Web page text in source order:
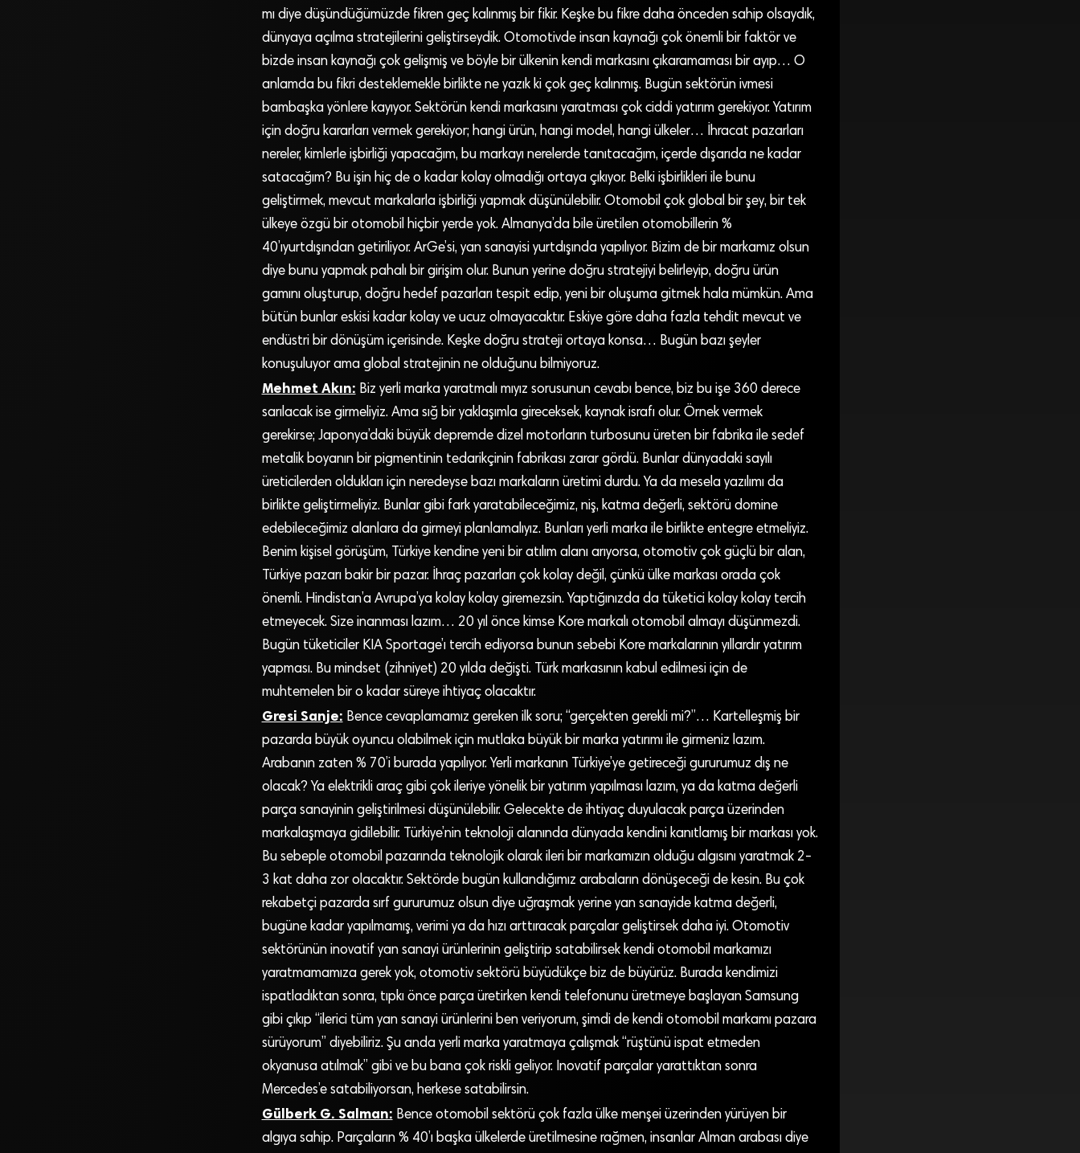
mı diye düşündüğümüzde fikren geç kalınmış bir fikir. Keşke bu fikre daha önceden sahip olsaydık,
dünyaya açılma stratejilerini geliştirseydik. Otomotivde insan kaynağı çok önemli bir faktör ve
bizde insan kaynağı çok gelişmiş ve böyle bir ülkenin kendi markasını çıkaramaması bir ayıp… O
anlamda bu fikri desteklemekle birlikte ne yazık ki çok geç kalınmış. Bugün sektörün ivmesi
bambaşka yönlere kayıyor. Sektörün kendi markasını yaratması çok ciddi yatırım gerekiyor. Yatırım
için doğru kararları vermek gerekiyor; hangi ürün, hangi model, hangi ülkeler… İhracat pazarları
nereler, kimlerle işbirliği yapacağım, bu markayı nerelerde tanıtacağım, içerde dışarıda ne kadar
satacağım? Bu işin hiç de o kadar kolay olmadığı ortaya çıkıyor. Belki işbirlikleri ile bunu
geliştirmek, mevcut markalarla işbirliği yapmak düşünülebilir. Otomobil çok global bir şey, bir tek
ülkeye özgü bir otomobil hiçbir yerde yok. Almanya’da bile üretilen otomobillerin %
40’ıyurtdışından getiriliyor. ArGe’si, yan sanayisi yurtdışında yapılıyor. Bizim de bir markamız olsun
diye bunu yapmak pahalı bir girişim olur. Bunun yerine doğru stratejiyi belirleyip, doğru ürün
gamını oluşturup, doğru hedef pazarları tespit edip, yeni bir oluşuma gitmek hala mümkün. Ama
bütün bunlar eskisi kadar kolay ve ucuz olmayacaktır. Eskiye göre daha fazla tehdit mevcut ve
endüstri bir dönüşüm içerisinde. Keşke doğru strateji ortaya konsa… Bugün bazı şeyler
konuşuluyor ama global stratejinin ne olduğunu bilmiyoruz.
Mehmet Akın: Biz yerli marka yaratmalı mıyız sorusunun cevabı bence, biz bu işe 360 derece
sarılacak ise girmeliyiz. Ama sığ bir yaklaşımla gireceksek, kaynak israfı olur. Örnek vermek
gerekirse; Japonya’daki büyük depremde dizel motorların turbosunu üreten bir fabrika ile sedef
metalik boyanın bir pigmentinin tedarikçinin fabrikası zarar gördü. Bunlar dünyadaki sayılı
üreticilerden oldukları için neredeyse bazı markaların üretimi durdu. Ya da mesela yazılımı da
birlikte geliştirmeliyiz. Bunlar gibi fark yaratabileceğimiz, niş, katma değerli, sektörü domine
edebileceğimiz alanlara da girmeyi planlamalıyız. Bunları yerli marka ile birlikte entegre etmeliyiz.
Benim kişisel görüşüm, Türkiye kendine yeni bir atılım alanı arıyorsa, otomotiv çok güçlü bir alan,
Türkiye pazarı bakir bir pazar. İhraç pazarları çok kolay değil, çünkü ülke markası orada çok
önemli. Hindistan’a Avrupa’ya kolay kolay giremezsin. Yaptığınızda da tüketici kolay kolay tercih
etmeyecek. Size inanması lazım… 20 yıl önce kimse Kore markalı otomobil almayı düşünmezdi.
Bugün tüketiciler KIA Sportage’ı tercih ediyorsa bunun sebebi Kore markalarının yıllardır yatırım
yapması. Bu mindset (zihniyet) 20 yılda değişti. Türk markasının kabul edilmesi için de
muhtemelen bir o kadar süreye ihtiyaç olacaktır.
Gresi Sanje: Bence cevaplamamız gereken ilk soru; “gerçekten gerekli mi?”… Kartelleşmiş bir
pazarda büyük oyuncu olabilmek için mutlaka büyük bir marka yatırımı ile girmeniz lazım.
Arabanın zaten % 70’i burada yapılıyor. Yerli markanın Türkiye’ye getireceği gururumuz dış ne
olacak? Ya elektrikli araç gibi çok ileriye yönelik bir yatırım yapılması lazım, ya da katma değerli
parça sanayinin geliştirilmesi düşünülebilir. Gelecekte de ihtiyaç duyulacak parça üzerinden
markalaşmaya gidilebilir. Türkiye’nin teknoloji alanında dünyada kendini kanıtlamış bir markası yok.
Bu sebeple otomobil pazarında teknolojik olarak ileri bir markamızın olduğu algısını yaratmak 2-
3 kat daha zor olacaktır. Sektörde bugün kullandığımız arabaların dönüşeceği de kesin. Bu çok
rekabetçi pazarda sırf gururumuz olsun diye uğraşmak yerine yan sanayide katma değerli,
bugüne kadar yapılmamış, verimi ya da hızı arttıracak parçalar geliştirsek daha iyi. Otomotiv
sektörünün inovatif yan sanayi ürünlerinin geliştirip satabilirsek kendi otomobil markamızı
yaratmamamıza gerek yok, otomotiv sektörü büyüdükçe biz de büyürüz. Burada kendimizi
ispatladıktan sonra, tıpkı önce parça üretirken kendi telefonunu üretmeye başlayan Samsung
gibi çıkıp “ilerici tüm yan sanayi ürünlerini ben veriyorum, şimdi de kendi otomobil markamı pazara
sürüyorum” diyebiliriz. Şu anda yerli marka yaratmaya çalışmak “rüştünü ispat etmeden
okyanusa atılmak” gibi ve bu bana çok riskli geliyor. Inovatif parçalar yarattıktan sonra
Mercedes’e satabiliyorsan, herkese satabilirsin.
Gülberk G. Salman: Bence otomobil sektörü çok fazla ülke menşei üzerinden yürüyen bir
algıya sahip. Parçaların % 40’ı başka ülkelerde üretilmesine rağmen, insanlar Alman arabası diye